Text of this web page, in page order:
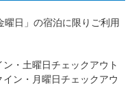
日」の宿泊に限りご利用
・土曜日チェックアウト
ン・月曜日チェックアウ